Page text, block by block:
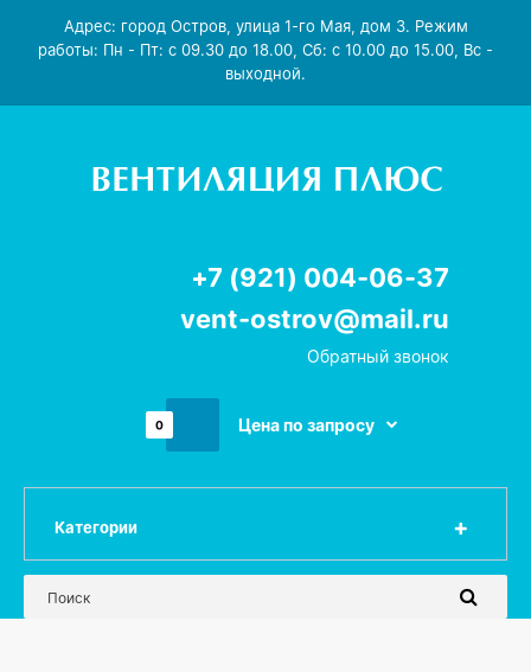
Адрес: город Остров, улица 1-го Мая, дом 3. Режим
работы: Пн - Пт: с 09.30 до 18.00, Сб: с 10.00 до 15.00, Вс -
выходной.
+7 (921) 004-06-37
vent-ostrov@mail.ru
Обратный звонок
0 Цена по запросу
Категории